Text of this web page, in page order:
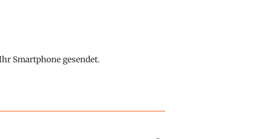
Smartphone gesendet.